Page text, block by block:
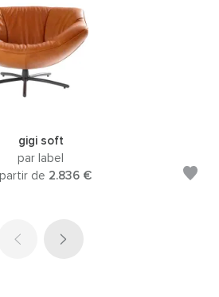
gigi soft
par label
de 2.836 €